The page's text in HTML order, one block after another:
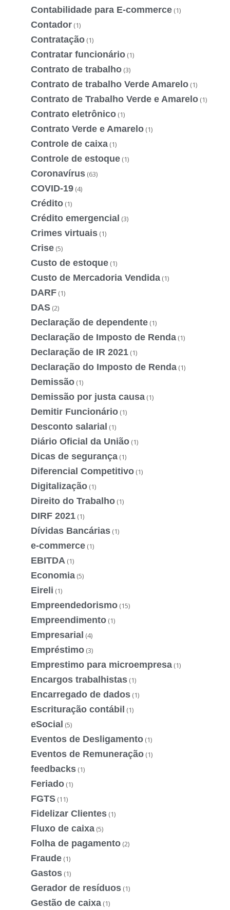
Contabilidade para E-commerce (1)
Contador (1)
Contratação (1)
Contratar funcionário (1)
Contrato de trabalho (3)
Contrato de trabalho Verde Amarelo (1)
Contrato de Trabalho Verde e Amarelo (1)
Contrato eletrônico (1)
Contrato Verde e Amarelo (1)
Controle de caixa (1)
Controle de estoque (1)
Coronavírus (63)
COVID-19 (4)
Crédito (1)
Crédito emergencial (3)
Crimes virtuais (1)
Crise (5)
Custo de estoque (1)
Custo de Mercadoria Vendida (1)
DARF (1)
DAS (2)
Declaração de dependente (1)
Declaração de Imposto de Renda (1)
Declaração de IR 2021 (1)
Declaração do Imposto de Renda (1)
Demissão (1)
Demissão por justa causa (1)
Demitir Funcionário (1)
Desconto salarial (1)
Diário Oficial da União (1)
Dicas de segurança (1)
Diferencial Competitivo (1)
Digitalização (1)
Direito do Trabalho (1)
DIRF 2021 (1)
Dívidas Bancárias (1)
e-commerce (1)
EBITDA (1)
Economia (5)
Eireli (1)
Empreendedorismo (15)
Empreendimento (1)
Empresarial (4)
Empréstimo (3)
Emprestimo para microempresa (1)
Encargos trabalhistas (1)
Encarregado de dados (1)
Escrituração contábil (1)
eSocial (5)
Eventos de Desligamento (1)
Eventos de Remuneração (1)
feedbacks (1)
Feriado (1)
FGTS (11)
Fidelizar Clientes (1)
Fluxo de caixa (5)
Folha de pagamento (2)
Fraude (1)
Gastos (1)
Gerador de resíduos (1)
Gestão de caixa (1)